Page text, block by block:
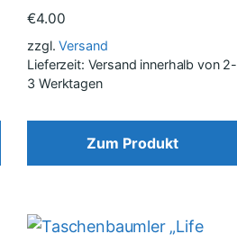
€4.00
zzgl.Versand
Lieferzeit: Versand innerhalb von 2-
3 Werktagen
Zum Produkt